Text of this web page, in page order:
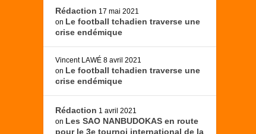
Rédaction 17 mai 2021
on Le football tchadien traverse une
crise endémique
Vincent LAWÉ 8 avril 2021
on Le football tchadien traverse une
crise endémique
Rédaction 1 avril 2021
on Les SAO NANBUDOKAS en route
pour le 3e tournoi international de la